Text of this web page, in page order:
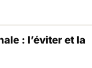
: l’éviter et la